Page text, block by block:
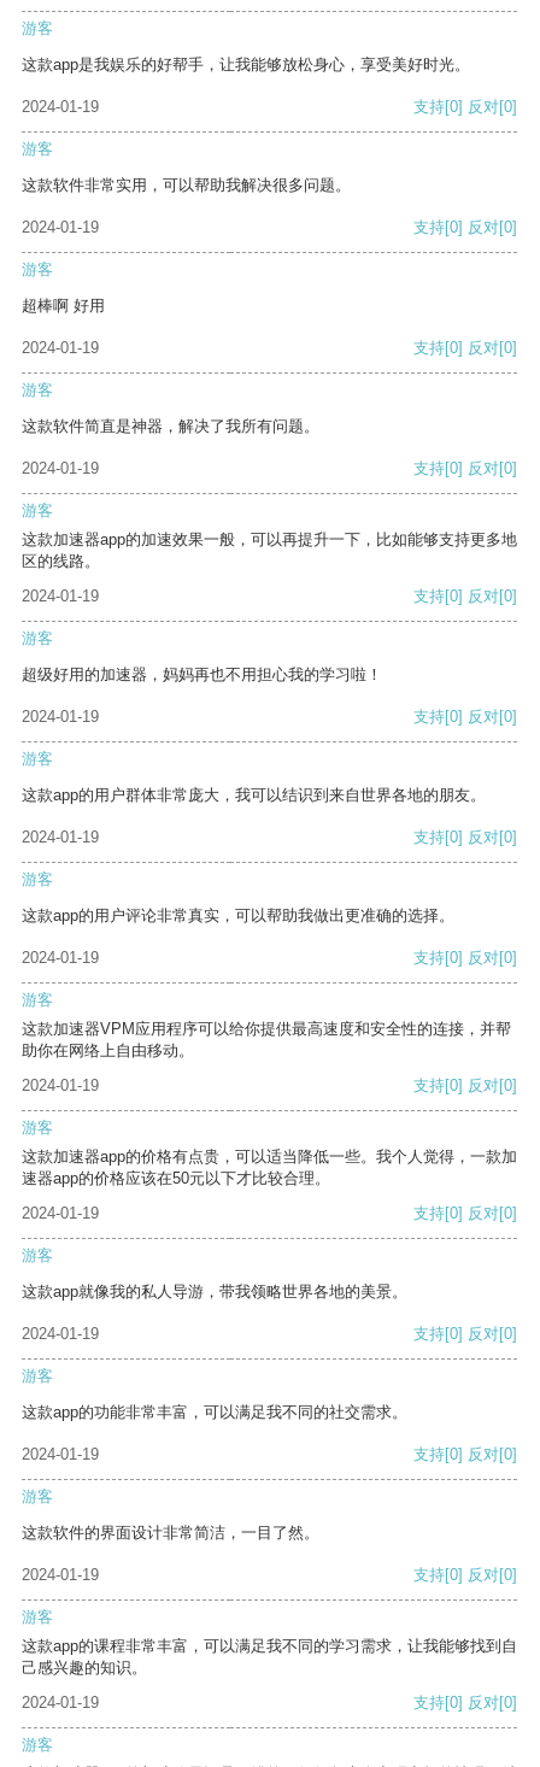
游客
这款app是我娱乐的好帮手，让我能够放松身心，享受美好时光。
2024-01-19 支持[0] 反对[0]
游客
这款软件非常实用，可以帮助我解决很多问题。
2024-01-19 支持[0] 反对[0]
游客
超棒啊 好用
2024-01-19 支持[0] 反对[0]
游客
这款软件简直是神器，解决了我所有问题。
2024-01-19 支持[0] 反对[0]
游客
这款加速器app的加速效果一般，可以再提升一下，比如能够支持更多地
区的线路。
2024-01-19
支持[0] 反对[0]
游客
超级好用的加速器，妈妈再也不用担心我的学习啦！
2024-01-19 支持[0] 反对[0]
游客
这款app的用户群体非常庞大，我可以结识到来自世界各地的朋友。
2024-01-19 支持[0] 反对[0]
游客
这款app的用户评论非常真实，可以帮助我做出更准确的选择。
2024-01-19 支持[0] 反对[0]
游客
这款加速器VPM应用程序可以给你提供最高速度和安全性的连接，并帮
助你在网络上自由移动。
2024-01-19
支持[0] 反对[0]
游客
这款加速器app的价格有点贵，可以适当降低一些。我个人觉得，一款加
速器app的价格应该在50元以下才比较合理。
2024-01-19
支持[0] 反对[0]
游客
这款app就像我的私人导游，带我领略世界各地的美景。
2024-01-19 支持[0] 反对[0]
游客
这款app的功能非常丰富，可以满足我不同的社交需求。
2024-01-19 支持[0] 反对[0]
游客
这款软件的界面设计非常简洁，一目了然。
2024-01-19 支持[0] 反对[0]
游客
这款app的课程非常丰富，可以满足我不同的学习需求，让我能够找到自
己感兴趣的知识。
2024-01-19
支持[0] 反对[0]
游客